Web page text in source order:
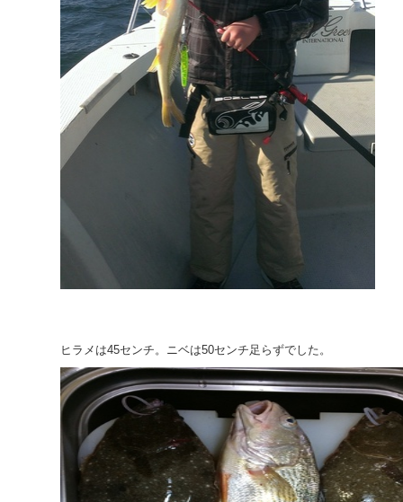
ヒラメは45センチ。ニベは50センチ足らずでした。